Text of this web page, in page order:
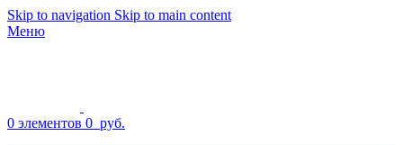
Skip to navigation Skip to main content
Меню
0 элементов 0 руб.